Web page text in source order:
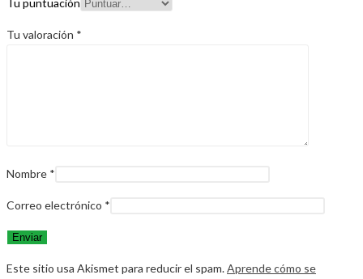
Tu puntuación
Tu valoración *
Nombre *
Correo electrónico *
Este sitio usa Akismet para reducir el spam.Aprende cómo se